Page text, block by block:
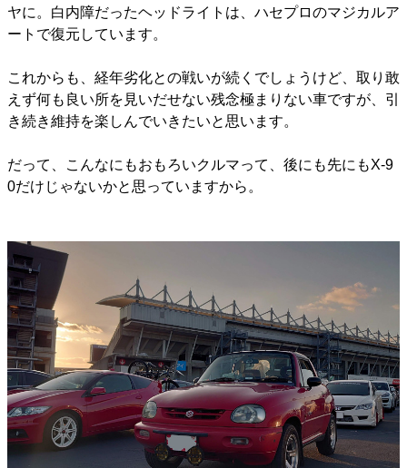
ヤに。白内障だったヘッドライトは、ハセプロのマジカルア
ートで復元しています。
これからも、経年劣化との戦いが続くでしょうけど、取り敢
えず何も良い所を見いだせない残念極まりない車ですが、引
き続き維持を楽しんでいきたいと思います。
だって、こんなにもおもろいクルマって、後にも先にもX-9
0だけじゃないかと思っていますから。